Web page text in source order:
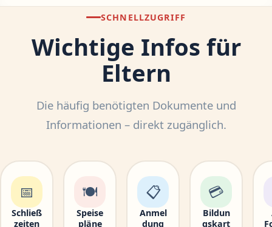
SCHNELLZUGRIFF
Wichtige Infos für
Eltern
Die häufig benötigten Dokumente und
Informationen – direkt zugänglich.
📅
Schließ
zeiten
🍽
Speise
pläne
📋
Anmel
dung
💳
Bildun
gskart